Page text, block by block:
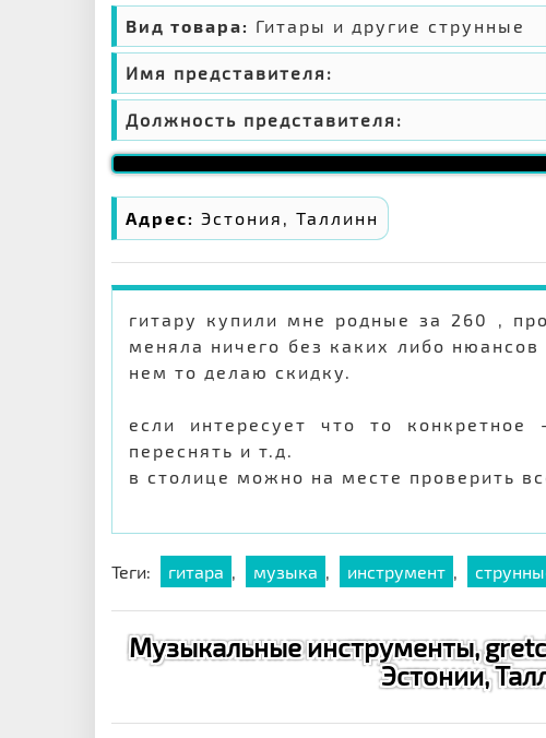
Вид товара: Гитары и другие струнные
Имя представителя:
Должность представителя:
Адрес: Эстония, Таллинн
гитару купили мне родные за 260 ,
меняла ничего без каких либо
нем то делаю скидку.
если интересует что то
переснять и т.д.
в столице можно на месте проверить
Теги: гитара , музыка , инструмент ,
Музыкальные инструменты,
Эстонии,